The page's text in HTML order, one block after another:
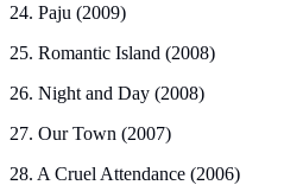
24. Paju (2009)
25. Romantic Island (2008)
26. Night and Day (2008)
27. Our Town (2007)
28. A Cruel Attendance (2006)